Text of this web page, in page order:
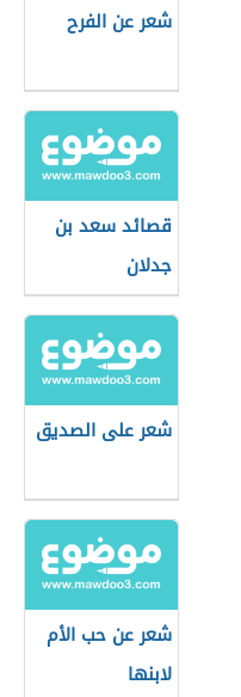
شعر عن الفرح
قصائد سعد بن
جدلان
شعر على الصديق
شعر عن حب الأم
لابنها